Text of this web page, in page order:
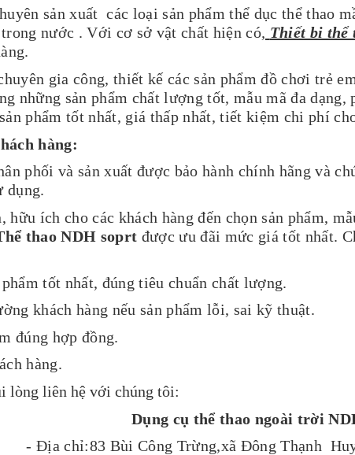
sản xuất các loại sản phẩm thể dục thể thao
nước . Với cơ sở vật chất hiện có, Thiết bi thể
gia công, thiết kế các sản phẩm đồ chơi trẻ
những sản phẩm chất lượng tốt, mẫu mã đa
phẩm tốt nhất, giá thấp nhất, tiết kiệm chi phí
hàng:
phối và sản xuất được bảo hành chính hãng và
dụng.
ích cho các khách hàng đến chọn sản phẩm,
thao NDH soprt được ưu đãi mức giá tốt nhất.
tốt nhất, đúng tiêu chuẩn chất lượng.
khách hàng nếu sản phẩm lỗi, sai kỹ thuật.
đúng hợp đồng.
hàng.
lòng liên hệ với chúng tôi:
Dụng cụ thể thao ngoài trời
- Địa chỉ:83 Bùi Công Trừng,xã Đông Thạnh